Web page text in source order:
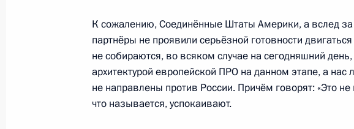
22 декабря 2011 года, четверг
Послание Президента Федеральному Собранию
К сожалению, Соединённые Штаты Америки, а вслед за
партнёры не проявили серьёзной готовности
не собираются, во всяком случае на сегодняшний
архитектурой европейской ПРО на данном этапе, а нас
не направлены против России. Причём говорят: «Это
что называется, успокаивают.